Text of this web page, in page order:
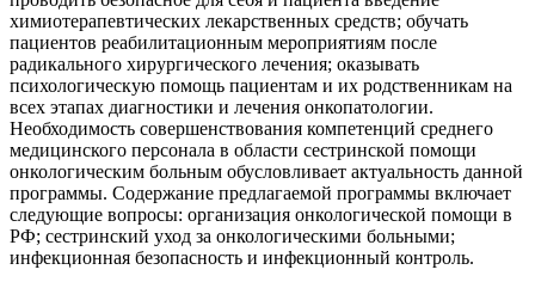
химиотерапевтических лекарственных средств; обучать
пациентов реабилитационным мероприятиям после
радикального хирургического лечения; оказывать
психологическую помощь пациентам и их родственникам на
всех этапах диагностики и лечения онкопатологии.
Необходимость совершенствования компетенций среднего
медицинского персонала в области сестринской помощи
онкологическим больным обусловливает актуальность данной
программы. Содержание предлагаемой программы включает
следующие вопросы: организация онкологической помощи в
РФ; сестринский уход за онкологическими больными;
инфекционная безопасность и инфекционный контроль.